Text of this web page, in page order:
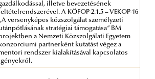
illetve bevezetésének
A KÖFOP-2.1.5 – VEKOP-16
versenyképes közszolgálat személyzeti
stratégiai támogatása” BM
a Nemzeti Közszolgálati Egyetem
konzorciumi partnerként kutatást végez a
rendszer kialakításával kapcsolatos